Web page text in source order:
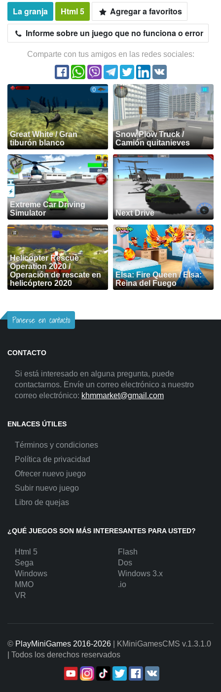
La granja Html 5
Agregar a favoritos
Informe sobre un juego que no funciona o error
Comparte con tus amigos en las redes sociales:
Great White / Gran
tiburón blanco
Snow Plow Truck /
Camión quitanieves
Extreme Car Driving
Simulator
Next Drive
Helicopter Rescue
Operation 2020 /
Operación de rescate en
helicóptero 2020
Elsa: Fire Queen / Elsa:
Reina del Fuego
Ponerse en contacto
CONTACTO
Si está interesado en alguna pregunta, puede
contactarnos. Envíe un correo electrónico a nuestro
correo electrónico: khmmarket@gmail.com
ENLACES ÚTILES
Términos y condiciones
Política de privacidad
Ofrecer nuevo juego
Subir nuevo juego
Libro de quejas
¿QUÉ JUEGOS SON MÁS INTERESANTES PARA USTED?
Html 5
Flash
Sega
Dos
Windows
Windows 3.x
MMO
.io
VR
© PlayMiniGames 2016-2026 | KMiniGamesCMS v.1.3.1.0
| Todos los derechos reservados